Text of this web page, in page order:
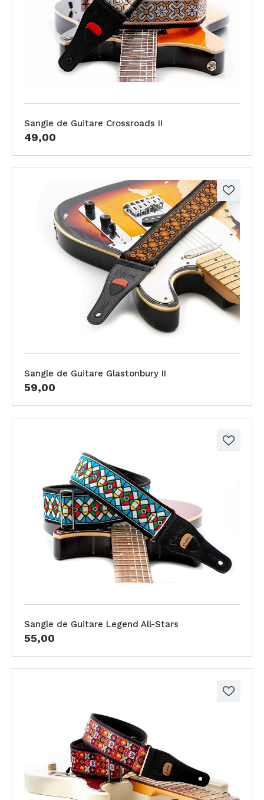
Sangle de Guitare Crossroads II
49,00
Sangle de Guitare Glastonbury II
59,00
Sangle de Guitare Legend All-Stars
55,00